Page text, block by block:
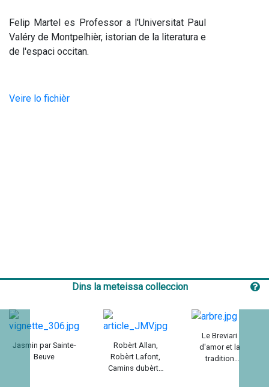
Felip Martel es Professor a l'Universitat Paul
Valéry de Montpelhièr, istorian de la literatura e
de l'espaci occitan.
Veire lo fichièr
Dins la meteissa colleccion
Jasmin par Sainte-
Beuve
Robèrt Allan,
Robèrt Lafont,
Camins dubèrts
Le Breviari
d'amor et la
tradition